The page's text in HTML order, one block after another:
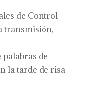
de Control
transmisión,
de
la tarde de risa